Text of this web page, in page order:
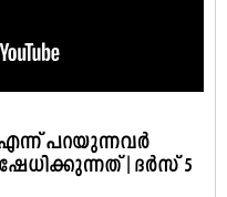
പറയുന്നവർ
| ദർസ് 5